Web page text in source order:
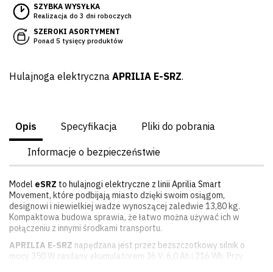
SZYBKA WYSYŁKA
Realizacja do 3 dni roboczych
SZEROKI ASORTYMENT
Ponad 5 tysięcy produktów
Hulajnoga elektryczna APRILIA E-SRZ.
Opis Specyfikacja Pliki do pobrania
Informacje o bezpieczeństwie
Model eSRZ to hulajnogi elektryczne z linii Aprilia Smart
Movement, które podbijają miasto dzięki swoim osiągom,
designowi i niewielkiej wadze wynoszącej zaledwie 13,80 kg.
Kompaktowa budowa sprawia, że łatwo można używać ich w
połączeniu z innymi środkami transportu.
APRILIA E-SRZ napędzana jest przez bezszczotkowy silnik o
mocy 350 W zasilany akumulatorem 36 V, 6,0 Ah i 216 Wh. Przy